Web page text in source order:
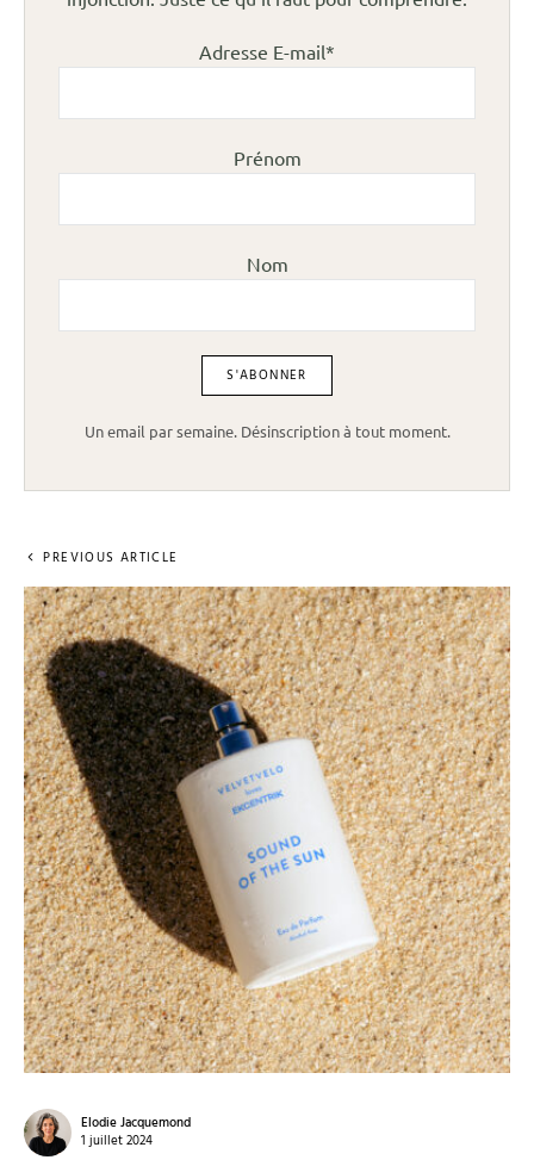
Adresse E-mail*
Prénom
Nom
Un email par semaine. Désinscription à tout moment.
PREVIOUS ARTICLE
Elodie Jacquemond
1 juillet 2024